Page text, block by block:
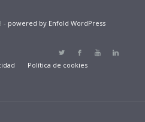
- powered by Enfold WordPress
Política de cookies